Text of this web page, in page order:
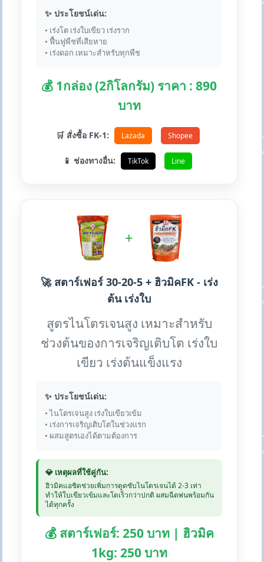
✨ ประโยชน์เด่น:
• เร่งโต เร่งใบเขียว เร่งราก
• ฟื้นฟูพืชที่เสียหาย
• เร่งดอก เหมาะสำหรับทุกพืช
💰 1กล่อง (2กิโลกรัม) ราคา : 890
บาท
🛒 สั่งซื้อ FK-1: Lazada Shopee
📱 ช่องทางอื่น: TikTok Line
+
🚀 สตาร์เฟอร์ 30-20-5 + ฮิวมิคFK - เร่ง
ต้น เร่งใบ
สูตรไนโตรเจนสูง เหมาะสำหรับ
ช่วงต้นของการเจริญเติบโต เร่งใบ
เขียว เร่งต้นแข็งแรง
✨ ประโยชน์เด่น:
• ไนโตรเจนสูง เร่งใบเขียวเข้ม
• เร่งการเจริญเติบโตในช่วงแรก
• ผสมสูตรเองได้ตามต้องการ
💎 เหตุผลที่ใช้คู่กัน:
ฮิวมิคแอซิดช่วยเพิ่มการดูดซับไนโตรเจนได้ 2-3 เท่า
ทำให้ใบเขียวเข้มและโตเร็วกว่าปกติ ผสมฉีดพ่นพร้อมกัน
ได้ทุกครั้ง
💰 สตาร์เฟอร์: 250 บาท | ฮิวมิค
1kg: 250 บาท